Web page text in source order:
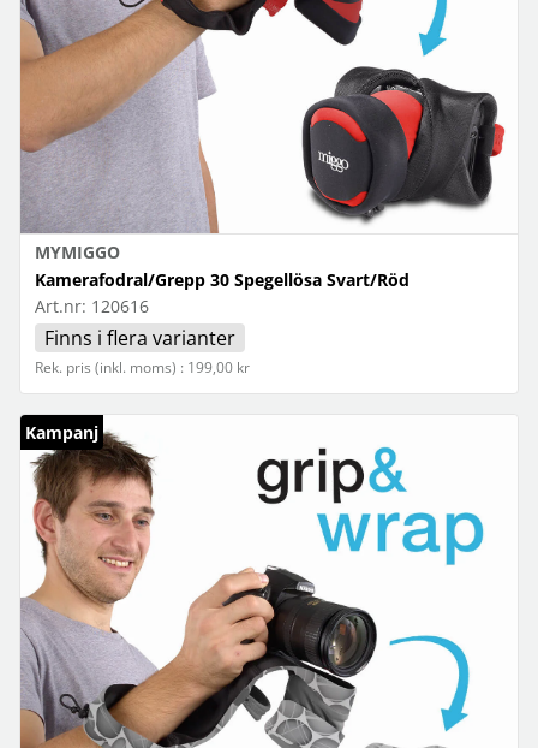
MYMIGGO
Kamerafodral/Grepp 30 Spegellösa Svart/Röd
Art.nr: 120616
Finns i flera varianter
Rek. pris (inkl. moms) : 199,00 kr
Kampanj